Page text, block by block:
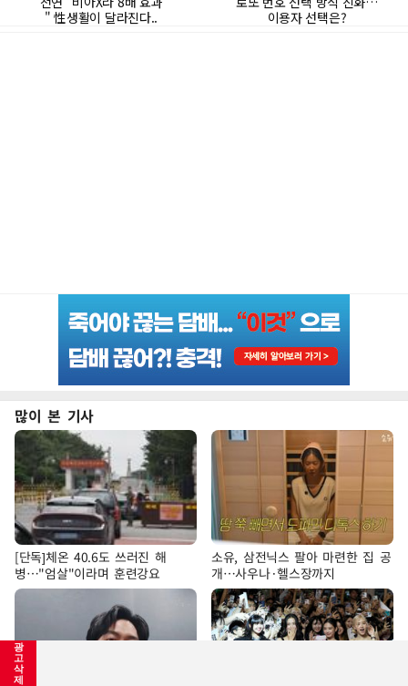
광
고
삭
제
많이 본 기사
[단독]체온 40.6도 쓰러진 해
병…"엄살"이라며 훈련강요
소유, 삼전닉스 팔아 마련한 집 공
개…사우나·헬스장까지